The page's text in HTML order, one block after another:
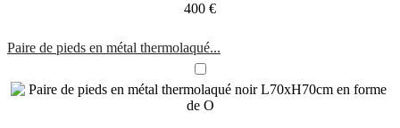
400 €
Paire de pieds en métal thermolaqué...